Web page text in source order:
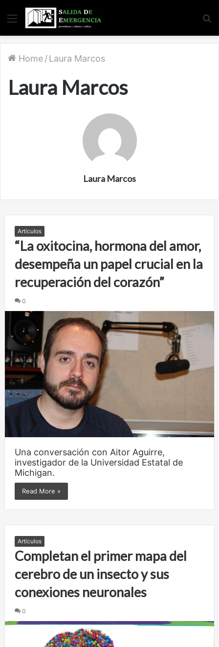
Home/Laura Marcos
Laura Marcos
Laura Marcos
Artículos
“La oxitocina, hormona del amor,
desempeña un papel crucial en la
recuperación del corazón”
0
Una conversación con Aitor Aguirre,
investigador de la Universidad Estatal de
Michigan.
Read More »
Artículos
Completan el primer mapa del
cerebro de un insecto y sus
conexiones neuronales
0